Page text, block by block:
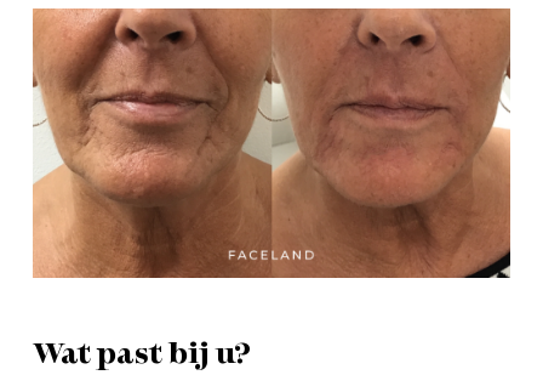
Wat past bij u?